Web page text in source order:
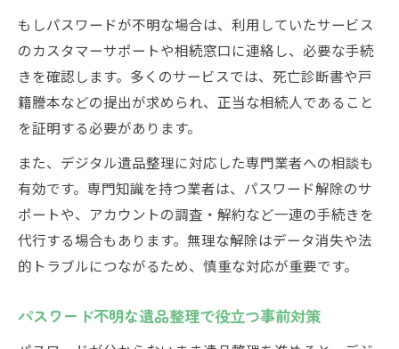
もしパスワードが不明な場合は、利用していたサービス
のカスタマーサポートや相続窓口に連絡し、必要な手続
きを確認します。多くのサービスでは、死亡診断書や戸
籍謄本などの提出が求められ、正当な相続人であること
を証明する必要があります。
また、デジタル遺品整理に対応した専門業者への相談も
有効です。専門知識を持つ業者は、パスワード解除のサ
ポートや、アカウントの調査・解約など一連の手続きを
代行する場合もあります。無理な解除はデータ消失や法
的トラブルにつながるため、慎重な対応が重要です。
パスワード不明な遺品整理で役立つ事前対策